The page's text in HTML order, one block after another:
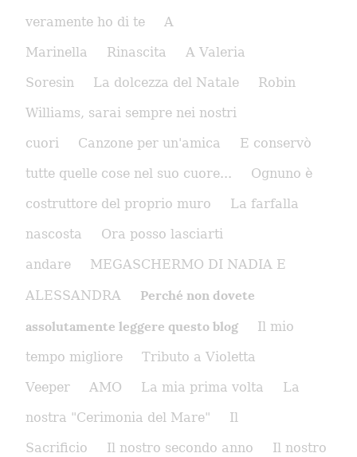
veramente ho di te
A
Marinella
Rinascita
A Valeria
Soresin
La dolcezza del Natale
Robin
Williams, sarai sempre nei nostri
cuori
Canzone per un'amica
E conservò
tutte quelle cose nel suo cuore...
Ognuno è
costruttore del proprio muro
La farfalla
nascosta
Ora posso lasciarti
andare
MEGASCHERMO DI NADIA E
ALESSANDRA
Perché non dovete
assolutamente leggere questo blog
Il mio
tempo migliore
Tributo a Violetta
Veeper
AMO La mia prima volta
La
nostra "Cerimonia del Mare"
Il
Sacrificio
Il nostro secondo anno
Il nostro